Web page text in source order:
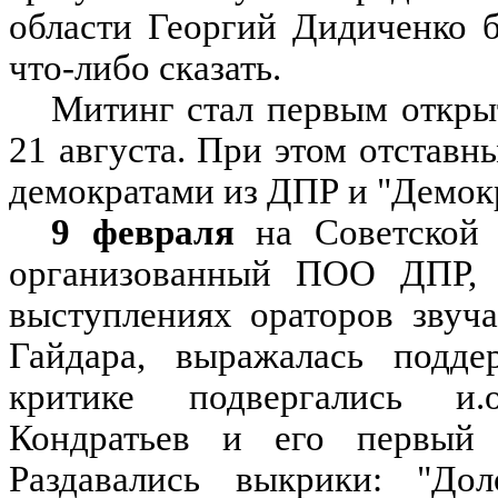
области Георгий
что-либо сказать.
Митинг стал первым
21 августа. При этом
демократами из ДПР и
9 февраля на
организованный ПОО ДПР,
выступлениях ораторов
Гайдара, выражалась
критике подвергались
Кондратьев и его
Раздавались выкрики: